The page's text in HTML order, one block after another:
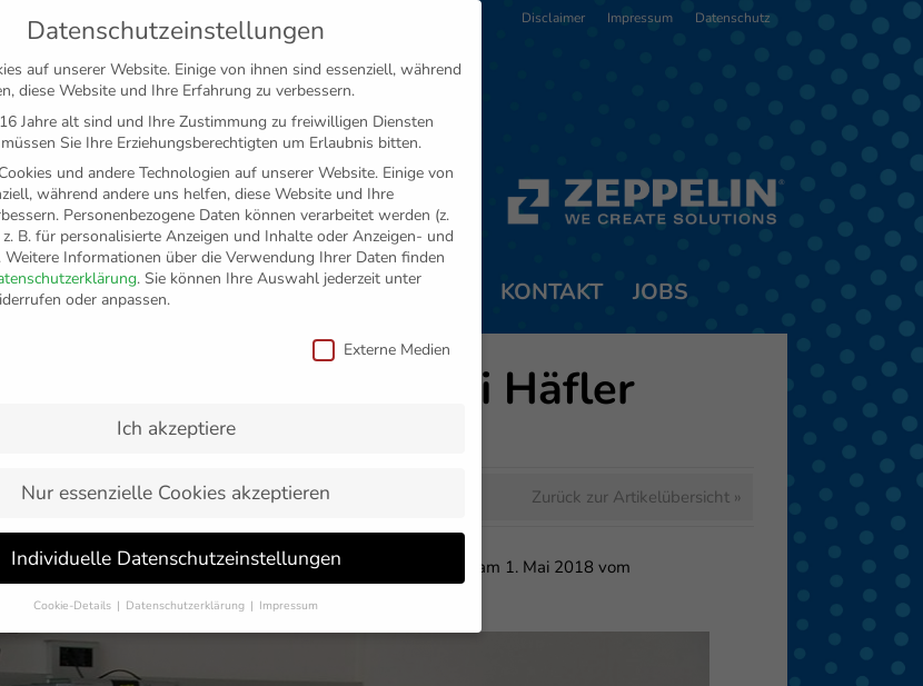
Disclaimer Impressum Datenschutz
FANSHOP VFB MEDIEN PARTNER KONTAKT JOBS
Geschäftsführer bei Häfler
Zurück zur Artikelübersicht »
Volleyball GmbH. Heerstraß übernimmt das Amt am 1. Mai 2018 vom
Datenschutzeinstellungen
auf unserer Website. Einige von ihnen sind essenziell, während
diese Website und Ihre Erfahrung zu verbessern.
Jahre alt sind und Ihre Zustimmung zu freiwilligen Diensten
Sie Ihre Erziehungsberechtigten um Erlaubnis bitten.
und andere Technologien auf unserer Website. Einige von
während andere uns helfen, diese Website und Ihre
Personenbezogene Daten können verarbeitet werden (z.
B. für personalisierte Anzeigen und Inhalte oder Anzeigen- und
Weitere Informationen über die Verwendung Ihrer Daten finden
. Sie können Ihre Auswahl jederzeit unter
oder anpassen.
Externe Medien
Ich akzeptiere
Nur essenzielle Cookies akzeptieren
Individuelle Datenschutzeinstellungen
Cookie-Details Datenschutzerklärung Impressum
Datenschutzeinstellungen
Jahre alt sind und Ihre Zustimmung zu freiwilligen Diensten